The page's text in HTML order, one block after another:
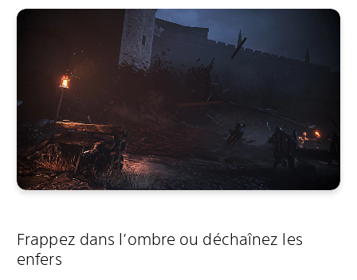
Frappez dans l’ombre ou déchaînez les
enfers